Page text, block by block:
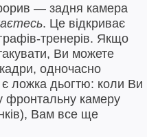
— задня камера
. Це відкриває
тренерів. Якщо
Ви можете
одночасно
ложка дьогтю: коли Ви
фронтальну камеру
Вам все ще